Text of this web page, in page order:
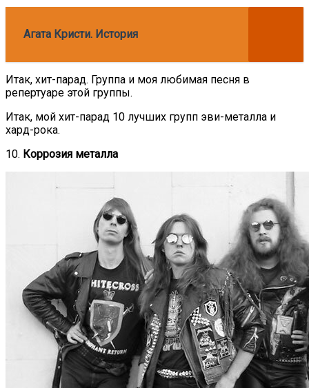
Агата Кристи. История
Итак, хит-парад. Группа и моя любимая песня в
репертуаре этой группы.
Итак, мой хит-парад 10 лучших групп эви-металла и
хард-рока.
10. Коррозия металла